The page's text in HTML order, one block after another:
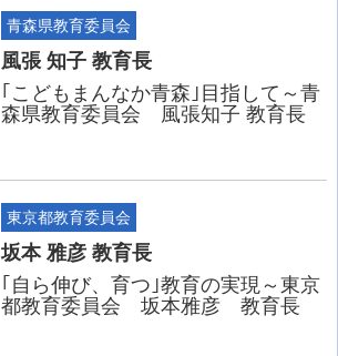
青森県教育委員会
風張 知子 教育長
｢こどもまんなか青森｣目指して～青
森県教育委員会 風張知子 教育長
東京都教育委員会
坂本 雅彦 教育長
｢自ら伸び、育つ｣教育の実現～東京
都教育委員会 坂本雅彦 教育長